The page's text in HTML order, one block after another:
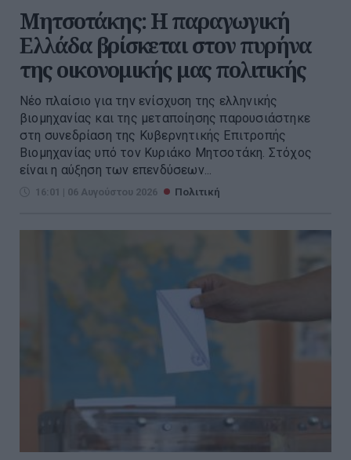
Μητσοτάκης: Η παραγωγική
Ελλάδα βρίσκεται στον πυρήνα
της οικονομικής μας πολιτικής
Νέο πλαίσιο για την ενίσχυση της ελληνικής
βιομηχανίας και της μεταποίησης παρουσιάστηκε
στη συνεδρίαση της Κυβερνητικής Επιτροπής
Βιομηχανίας υπό τον Κυριάκο Μητσοτάκη. Στόχος
είναι η αύξηση των επενδύσεων...
16:01 | 06 Αυγούστου 2026 Πολιτική